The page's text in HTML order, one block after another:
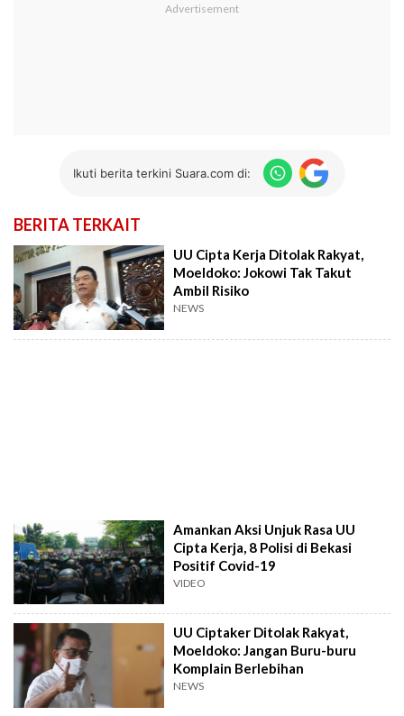
Ikuti berita terkini Suara.com di:
BERITA TERKAIT
UU Cipta Kerja Ditolak Rakyat,
Moeldoko: Jokowi Tak Takut
Ambil Risiko
NEWS
Amankan Aksi Unjuk Rasa UU
Cipta Kerja, 8 Polisi di Bekasi
Positif Covid-19
VIDEO
UU Ciptaker Ditolak Rakyat,
Moeldoko: Jangan Buru-buru
Komplain Berlebihan
NEWS